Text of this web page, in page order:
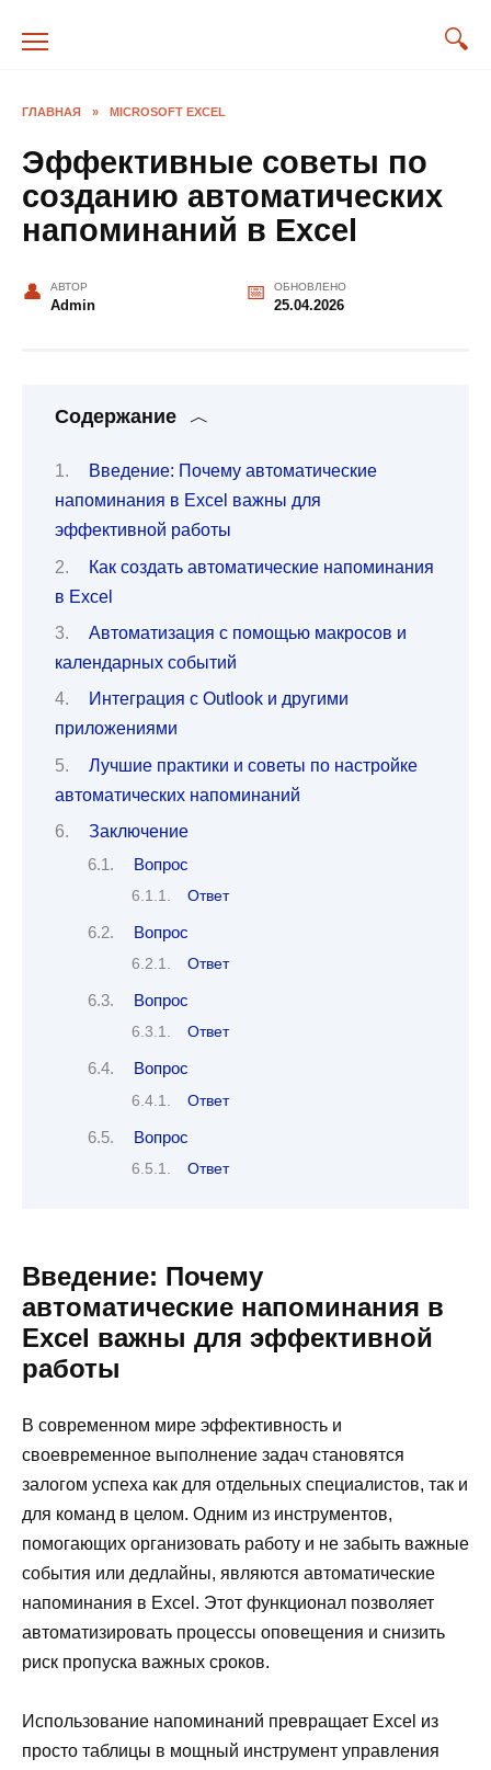
ГЛАВНАЯ » MICROSOFT EXCEL
Эффективные советы по
созданию автоматических
напоминаний в Excel
АВТОР
Admin
ОБНОВЛЕНО
25.04.2026
Содержание
Введение: Почему автоматические
напоминания в Excel важны для
эффективной работы
Как создать автоматические напоминания
в Excel
Автоматизация с помощью макросов и
календарных событий
Интеграция с Outlook и другими
приложениями
Лучшие практики и советы по настройке
автоматических напоминаний
Заключение
Вопрос
Ответ
Вопрос
Ответ
Вопрос
Ответ
Вопрос
Ответ
Вопрос
Ответ
Введение: Почему
автоматические напоминания в
Excel важны для эффективной
работы
В современном мире эффективность и
своевременное выполнение задач становятся
залогом успеха как для отдельных специалистов, так и
для команд в целом. Одним из инструментов,
помогающих организовать работу и не забыть важные
события или дедлайны, являются автоматические
напоминания в Excel. Этот функционал позволяет
автоматизировать процессы оповещения и снизить
риск пропуска важных сроков.
Использование напоминаний превращает Excel из
просто таблицы в мощный инструмент управления